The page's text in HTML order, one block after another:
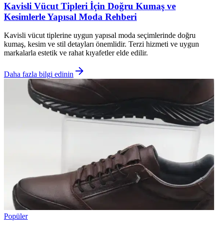
Kavisli Vücut Tipleri İçin Doğru Kumaş ve
Kesimlerle Yapısal Moda Rehberi
Kavisli vücut tiplerine uygun yapısal moda seçimlerinde doğru
kumaş, kesim ve stil detayları önemlidir. Terzi hizmeti ve uygun
markalarla estetik ve rahat kıyafetler elde edilir.
Daha fazla bilgi edinin
Popüler